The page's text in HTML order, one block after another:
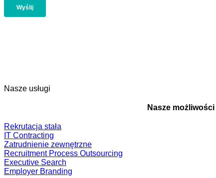
Nasze usługi
Nasze
Rekrutacja stała
IT Contracting
Zatrudnienie zewnętrzne
Recruitment Process Outsourcing
Executive Search
Employer Branding